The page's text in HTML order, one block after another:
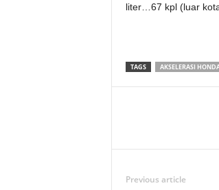
liter…67 kpl (luar
TAGS AKSELERASI
Previous article